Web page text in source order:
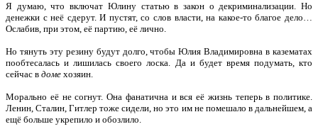
Я думаю, что включат Юлину статью в закон о декриминализации. Но
денежки с неё сдерут. И пустят, со слов власти, на какое-то благое дело…
Ослабив, при этом, её партию, её лично.
Но тянуть эту резину будут долго, чтобы Юлия Владимировна в казематах
пообтесалась и лишилась своего лоска. Да и будет время подумать, кто
сейчас в доме хозяин.
Морально её не согнут. Она фанатична и вся её жизнь теперь в политике.
Ленин, Сталин, Гитлер тоже сидели, но это им не помешало в дальнейшем, а
ещё больше укрепило и обозлило.